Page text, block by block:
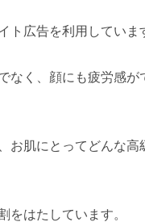
ト広告を利用していま
なく、顔にも疲労感
お肌にとってどんな
をはたしています。